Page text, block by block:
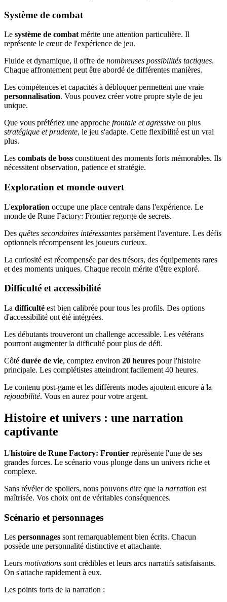
Système de combat
Le système de combat mérite une attention particulière. Il
représente le cœur de l'expérience de jeu.
Fluide et dynamique, il offre de nombreuses possibilités tactiques.
Chaque affrontement peut être abordé de différentes manières.
Les compétences et capacités à débloquer permettent une vraie
personnalisation. Vous pouvez créer votre propre style de jeu
unique.
Que vous préfériez une approche frontale et agressive ou plus
stratégique et prudente, le jeu s'adapte. Cette flexibilité est un vrai
plus.
Les combats de boss constituent des moments forts mémorables. Ils
nécessitent observation, patience et stratégie.
Exploration et monde ouvert
L'exploration occupe une place centrale dans l'expérience. Le
monde de Rune Factory: Frontier regorge de secrets.
Des quêtes secondaires intéressantes parsèment l'aventure. Les défis
optionnels récompensent les joueurs curieux.
La curiosité est récompensée par des trésors, des équipements rares
et des moments uniques. Chaque recoin mérite d'être exploré.
Difficulté et accessibilité
La difficulté est bien calibrée pour tous les profils. Des options
d'accessibilité ont été intégrées.
Les débutants trouveront un challenge accessible. Les vétérans
pourront augmenter la difficulté pour plus de défi.
Côté durée de vie, comptez environ 20 heures pour l'histoire
principale. Les complétistes atteindront facilement 40 heures.
Le contenu post-game et les différents modes ajoutent encore à la
rejouabilité. Vous en aurez pour votre argent.
Histoire et univers : une narration
captivante
L'histoire de Rune Factory: Frontier représente l'une de ses
grandes forces. Le scénario vous plonge dans un univers riche et
complexe.
Sans révéler de spoilers, nous pouvons dire que la narration est
maîtrisée. Vos choix ont de véritables conséquences.
Scénario et personnages
Les personnages sont remarquablement bien écrits. Chacun
possède une personnalité distinctive et attachante.
Leurs motivations sont crédibles et leurs arcs narratifs satisfaisants.
On s'attache rapidement à eux.
Les points forts de la narration :